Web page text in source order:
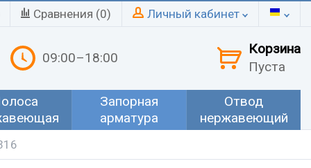
Сравнения (0) Личный кабинет
09:00–18:00
Корзина
Пуста
Запорная
арматура
Отвод
нержавеющий